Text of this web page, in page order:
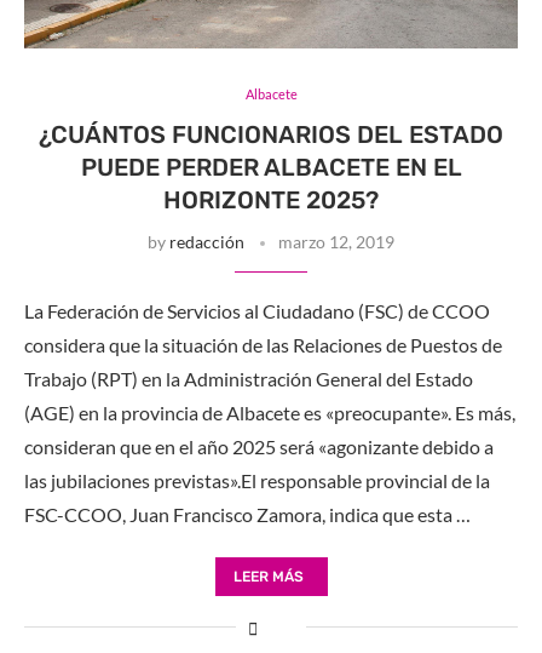
Albacete
¿CUÁNTOS FUNCIONARIOS DEL ESTADO
PUEDE PERDER ALBACETE EN EL
HORIZONTE 2025?
by redacción marzo 12, 2019
La Federación de Servicios al Ciudadano (FSC) de CCOO
considera que la situación de las Relaciones de Puestos de
Trabajo (RPT) en la Administración General del Estado
(AGE) en la provincia de Albacete es «preocupante». Es más,
consideran que en el año 2025 será «agonizante debido a
las jubilaciones previstas».El responsable provincial de la
FSC-CCOO, Juan Francisco Zamora, indica que esta …
LEER MÁS